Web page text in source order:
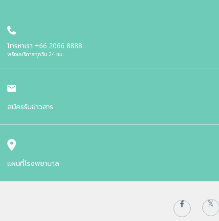
โทรหาเรา +66 2066 8888
พร้อมบริการทุกวัน 24 ชม.
สมัครรับข่าวสาร
แผนที่โรงพยาบาล